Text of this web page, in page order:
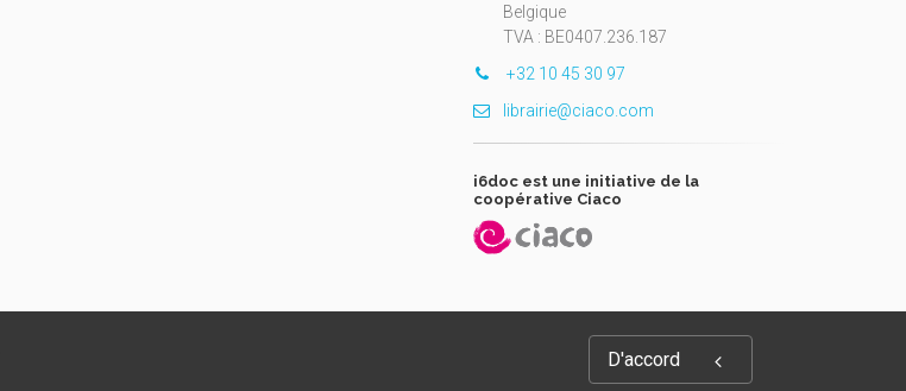
D'accord
Belgique
TVA : BE0407.236.187
+32 10 45 30 97
librairie@ciaco.com
i6doc est une initiative de la
coopérative Ciaco